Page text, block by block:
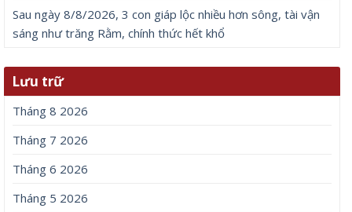
Sau ngày 8/8/2026, 3 con giáp lộc nhiều hơn sông, tài vận
sáng như trăng Rằm, chính thức hết khổ
Lưu trữ
Tháng 8 2026
Tháng 7 2026
Tháng 6 2026
Tháng 5 2026